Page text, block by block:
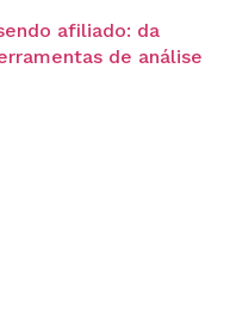
Lembra que